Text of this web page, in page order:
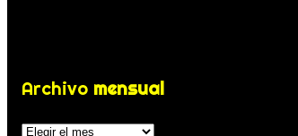
Archivo mensual
Archivos